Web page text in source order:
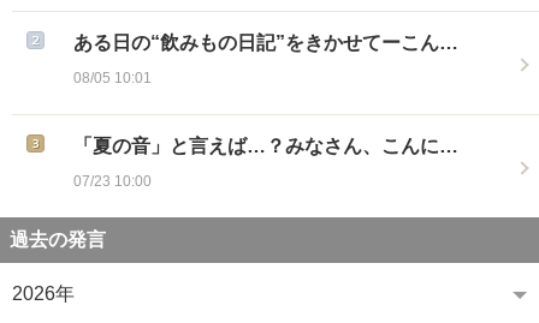
ある日の“飲みもの日記”をきかせてーこん…
08/05 10:01
「夏の音」と言えば…？みなさん、こんに…
07/23 10:00
過去の発言
2026年